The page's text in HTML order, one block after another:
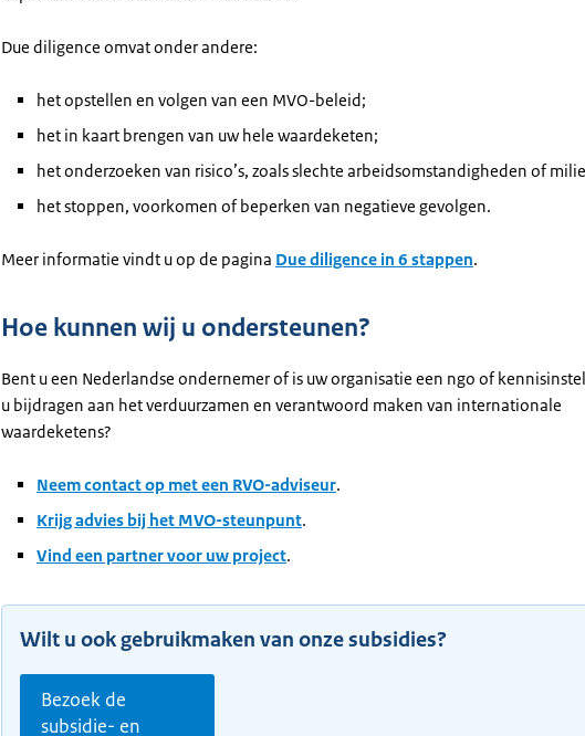
Due diligence omvat onder andere:
het opstellen en volgen van een MVO-beleid;
het in kaart brengen van uw hele waardeketen;
het onderzoeken van risico’s, zoals slechte arbeidsomstandigheden of
het stoppen, voorkomen of beperken van negatieve gevolgen.
Meer informatie vindt u op de pagina Due diligence in 6 stappen.
Hoe kunnen wij u ondersteunen?
Bent u een Nederlandse ondernemer of is uw organisatie een ngo of
u bijdragen aan het verduurzamen en verantwoord maken van internationale
waardeketens?
Neem contact op met een RVO-adviseur.
Krijg advies bij het MVO-steunpunt.
Vind een partner voor uw project.
Wilt u ook gebruikmaken van onze subsidies?
Bezoek de
subsidie- en